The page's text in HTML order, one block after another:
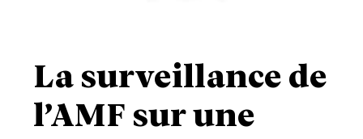
La surveillance de
l’AMF sur une